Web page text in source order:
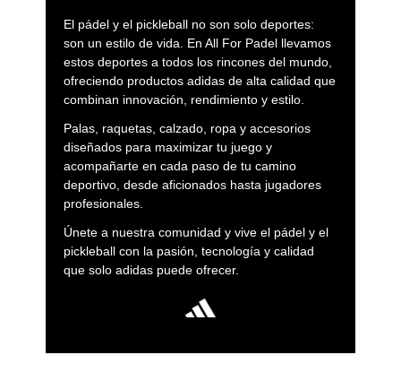
El pádel y el pickleball no son solo deportes:
son un estilo de vida. En All For Padel llevamos
estos deportes a todos los rincones del mundo,
ofreciendo productos adidas de alta calidad que
combinan innovación, rendimiento y estilo.
Palas, raquetas, calzado, ropa y accesorios
diseñados para maximizar tu juego y
acompañarte en cada paso de tu camino
deportivo, desde aficionados hasta jugadores
profesionales.
Únete a nuestra comunidad y vive el pádel y el
pickleball con la pasión, tecnología y calidad
que solo adidas puede ofrecer.